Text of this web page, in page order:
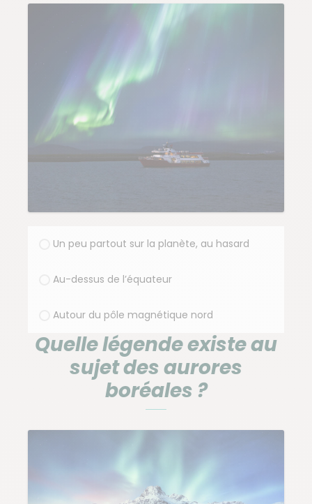
Un peu partout sur la planète, au hasard
Au-dessus de l’équateur
Autour du pôle magnétique nord
Quelle légende existe au
sujet des aurores
boréales ?